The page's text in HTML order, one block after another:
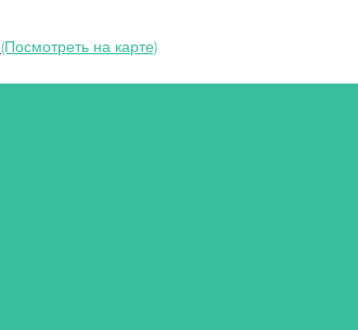
(Посмотреть на карте)